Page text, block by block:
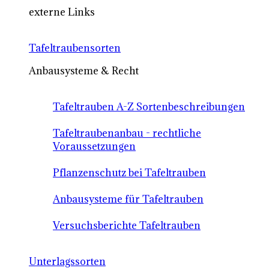
externe Links
Tafeltraubensorten
Anbausysteme & Recht
Tafeltrauben A-Z Sortenbeschreibungen
Tafeltraubenanbau - rechtliche
Voraussetzungen
Pflanzenschutz bei Tafeltrauben
Anbausysteme für Tafeltrauben
Versuchsberichte Tafeltrauben
Unterlagssorten